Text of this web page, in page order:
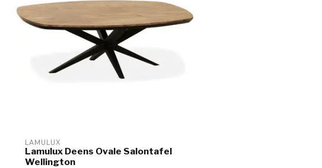
LAMULUX
Lamulux Deens Ovale Salontafel
Wellington